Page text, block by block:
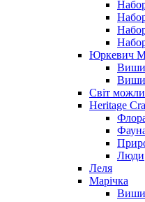
Юркевич
Світ
Heritage
Люди
Леля
Марічка